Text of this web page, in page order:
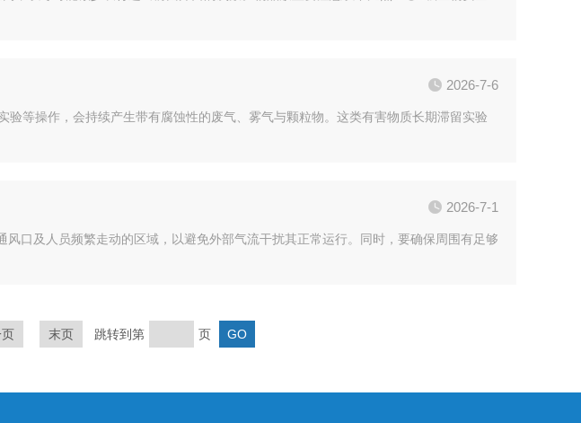
2026-7-6
等操作，会持续产生带有腐蚀性的废气、雾气与颗粒物。这类有害物质长期滞留实验
2026-7-1
口及人员频繁走动的区域，以避免外部气流干扰其正常运行。同时，要确保周围有足够
末页 跳转到第 页